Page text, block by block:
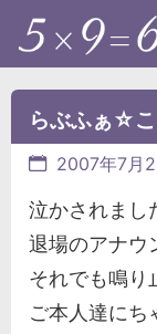
らぶふぁ☆
2007年7月
泣かされまし
退場のアナウ
それでも鳴り
ご本人達にち